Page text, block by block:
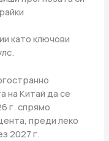
като ключови
на Китай да се
г. спрямо
преди леко
2027 г.